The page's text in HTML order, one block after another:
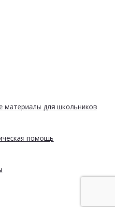
материалы для школьников
помощь